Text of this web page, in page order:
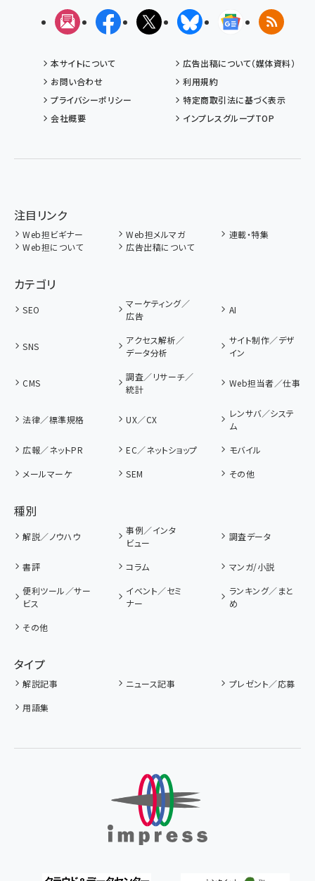
メルマガFacebookX(エックス)BlueskyGoogleニュ
RSS
本サイトについて
広告出稿について（媒体資料）
お問い合わせ
利用規約
プライバシーポリシー
特定商取引法に基づく表示
会社概要
インプレスグループTOP
注目リンク
Web担ビギナー Web担メルマガ
連載・特集
Web担について
広告出稿について
カテゴリ
SEO
マーケティング／
広告
AI
SNS
アクセス解析／
データ分析
サイト制作／デザ
イン
CMS
調査／リサーチ／
統計
Web担当者／仕事
法律／標準規格 UX／CX
レンサバ／システ
ム
広報／ネットPR
EC／ネットショップ
モバイル
メールマーケ
SEM その他
種別
解説／ノウハウ
事例／インタ
ビュー
調査データ
書評 コラム
マンガ/小説
便利ツール／サー
ビス
イベント／セミ
ナー
ランキング／まと
め
その他
タイプ
解説記事 ニュース記事
プレゼント／応募
用語集